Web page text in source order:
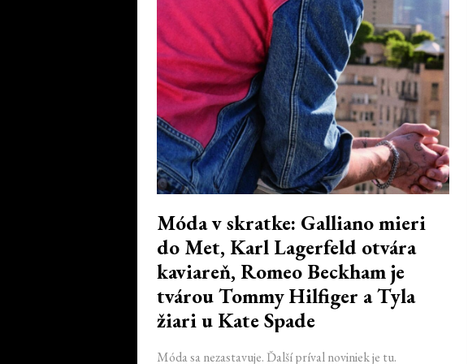
Móda v skratke: Galliano mieri
do Met, Karl Lagerfeld otvára
kaviareň, Romeo Beckham je
tvárou Tommy Hilfiger a Tyla
žiari u Kate Spade
Móda sa nezastavuje. Ďalší príval noviniek je tu.